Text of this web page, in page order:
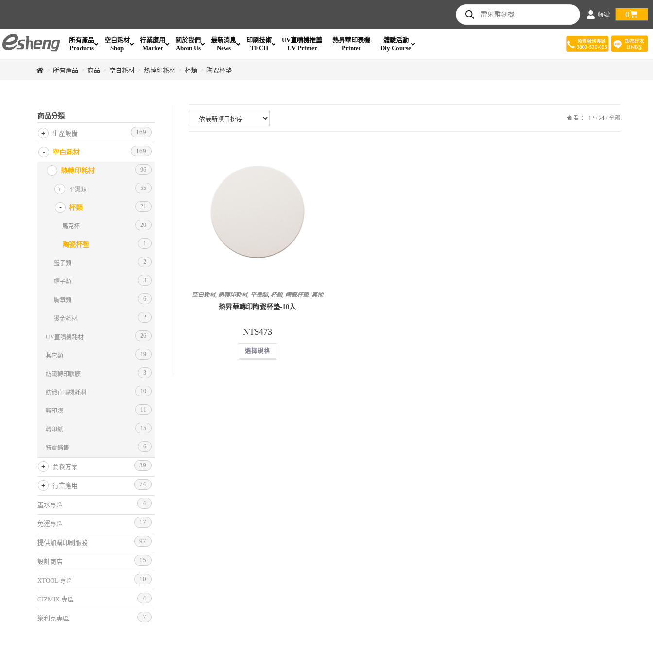
帳號 0
所有產品
Products
空白耗材
Shop
行業應用
Market
關於我們
About Us
最新消息
News
印刷技術
TECH
UV直噴機推薦
UV Printer
熱昇華印表機
Printer
體驗活動
Diy Course
> 所有產品 > 商品 > 空白耗材 > 熱轉印耗材 > 杯類 > 陶瓷杯墊
查看： 12 24 全部
空白耗材, 熱轉印耗材, 平燙類, 杯類, 陶瓷杯墊, 其他
熱昇華轉印陶瓷杯墊-10入
NT$473
選擇規格
商品分類
生產設備 169
空白耗材 169
熱轉印耗材 96
平燙類 55
杯類 21
馬克杯 20
陶瓷杯墊 1
盤子類 2
帽子類 3
胸章類 6
燙金耗材 2
UV直噴機耗材 26
其它類 19
紡織轉印膠膜 3
紡織直噴機耗材 10
轉印膜 11
轉印紙 15
特賣銷售 6
套餐方案 39
行業應用 74
墨水專區 4
免運專區 17
提供加購印刷服務 97
設計商店 15
XTOOL 專區 10
GIZMIX 專區 4
樂利克專區 7